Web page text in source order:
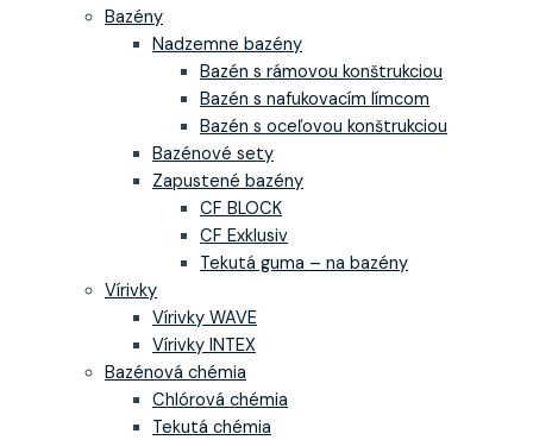
Bazény
Nadzemne bazény
Bazén s rámovou konštrukciou
Bazén s nafukovacím límcom
Bazén s oceľovou konštrukciou
Bazénové sety
Zapustené bazény
CF BLOCK
CF Exklusiv
Tekutá guma – na bazény
Vírivky
Vírivky WAVE
Vírivky INTEX
Bazénová chémia
Chlórová chémia
Tekutá chémia